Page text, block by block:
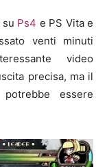
Ps4 e PS Vita e
venti minuti
video
precisa, ma il
essere